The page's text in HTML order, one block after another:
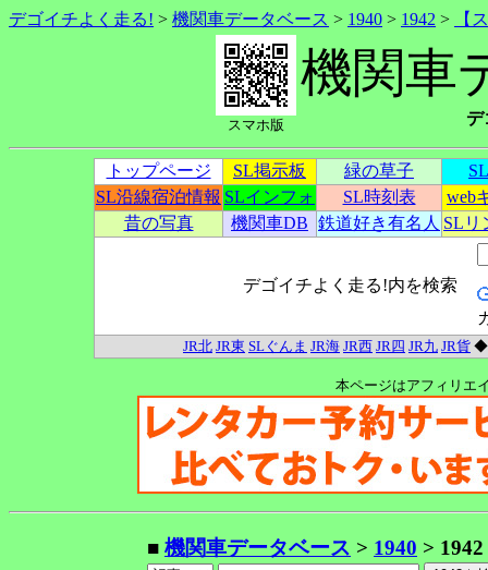
デゴイチよく走る! > 機関車データベース > 1940 > 1942 > 【
スマホ版
機関車
デ
トップページ SL掲示板 緑の草子
SL沿線宿泊情報 SLインフォ SL時刻表
web
昔の写真
機関車DB 鉄道好き有名人 SLリ
デゴイチよく走る!内を検索
JR北 JR東 SLぐんま JR海 JR西 JR四 JR九 JR貨
本ページはアフィリエ
■ 機関車データベース > 1940 > 1942